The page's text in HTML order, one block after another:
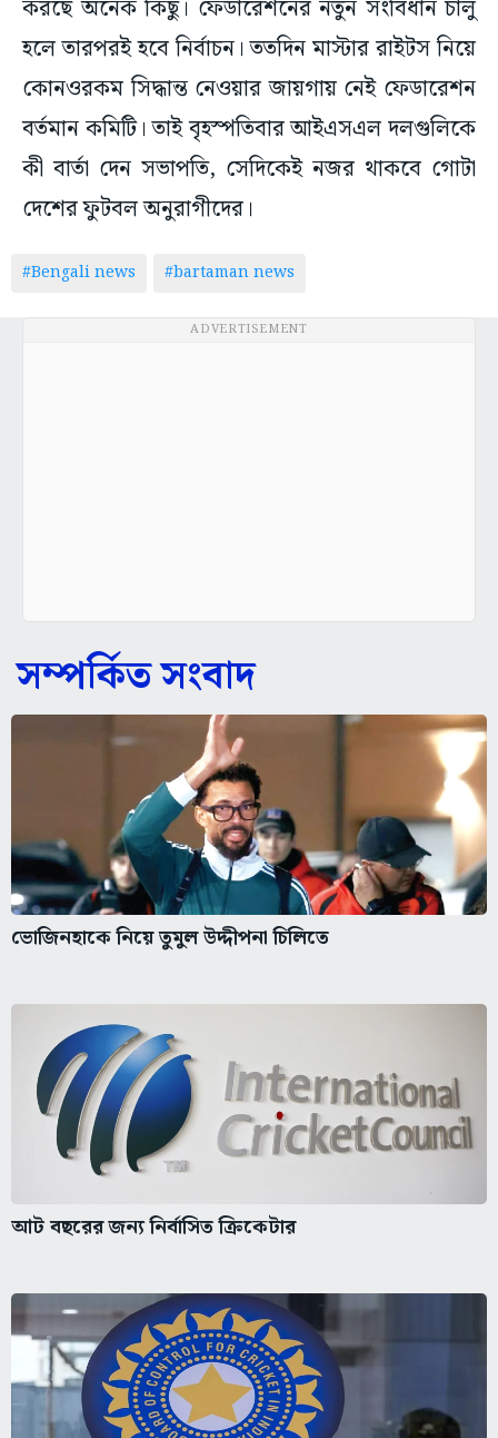
করছে অনেক কিছু। ফেডারেশনের নতুন সংবিধান চালু
হলে তারপরই হবে নির্বাচন। ততদিন মাস্টার রাইটস নিয়ে
কোনওরকম সিদ্ধান্ত নেওয়ার জায়গায় নেই ফেডারেশন
বর্তমান কমিটি। তাই বৃহস্পতিবার আইএসএল দলগুলিকে
কী বার্তা দেন সভাপতি, সেদিকেই নজর থাকবে গোটা
দেশের ফুটবল অনুরাগীদের।
#Bengali news #bartaman news
ADVERTISEMENT
সম্পর্কিত সংবাদ
ভোজিনহাকে নিয়ে তুমুল উদ্দীপনা চিলিতে
আট বছরের জন্য নির্বাসিত ক্রিকেটার